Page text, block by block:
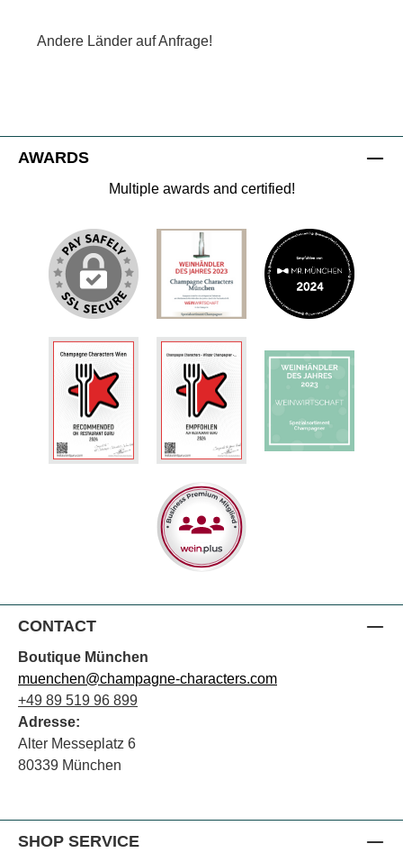
Andere Länder auf Anfrage!
AWARDS
Multiple awards and certified!
CONTACT
Boutique München
muenchen@champagne-characters.com
+49 89 519 96 899
Adresse:
Alter Messeplatz 6
80339 München
SHOP SERVICE